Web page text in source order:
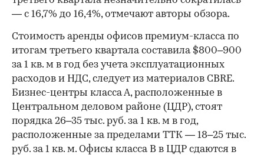
— с 16,7% до 16,4%, отмечают авторы обзора.
Стоимость аренды офисов премиум-класса по
итогам третьего квартала составила $800–900
за 1 кв. м в год без учета эксплуатационных
расходов и НДС, следует из материалов CBRE.
Бизнес-центры класса А, расположенные в
Центральном деловом районе (ЦДР), стоят
порядка 26–35 тыс. руб. за 1 кв. м в год,
расположенные за пределами ТТК — 18–25 тыс.
руб. за 1 кв. м. Офисы класса В в ЦДР сдаются в